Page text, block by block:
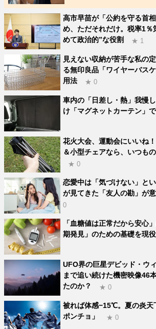
高市早苗が「公約を守る首
め、ただそれだけ。税率1％
めて政治的”な役割
★ 1
見えない収納が苦手な私の
る無印良品「ワイヤーバス
用法
★ 0
車内の「日差し・熱」我慢
け「マグネットカーテン」
花火大会、運動会にいいね
＆小型チェアなら、いつも
★ 0
恋愛中は「気づけない」と
が見てきた「友人の勘」が
0
「血糖値は正常だから安心
期発見」のための基礎を現
UFO界の巨星デビッド・ウ
まで追い続けた機密映像46
たのか？
★ 0
被れば体感−15℃。夏の炎天
ポンチョ」
★ 0